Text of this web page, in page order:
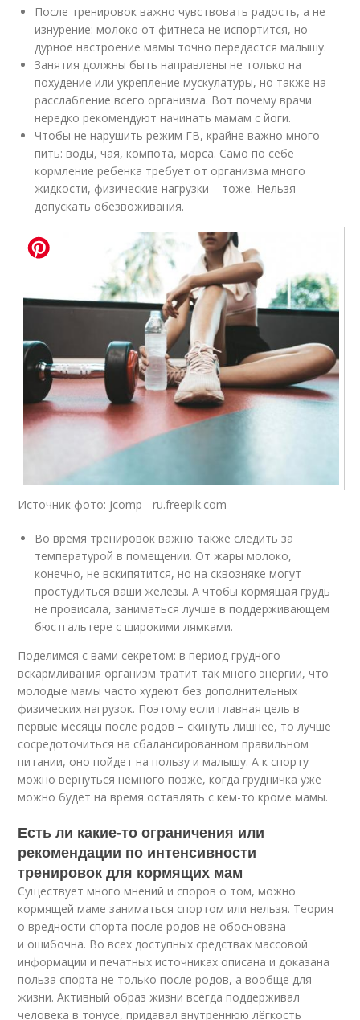
После тренировок важно чувствовать радость, а не
изнурение: молоко от фитнеса не испортится, но
дурное настроение мамы точно передастся малышу.
Занятия должны быть направлены не только на
похудение или укрепление мускулатуры, но также на
расслабление всего организма. Вот почему врачи
нередко рекомендуют начинать мамам с йоги.
Чтобы не нарушить режим ГВ, крайне важно много
пить: воды, чая, компота, морса. Само по себе
кормление ребенка требует от организма много
жидкости, физические нагрузки – тоже. Нельзя
допускать обезвоживания.
Источник фото: jcomp - ru.freepik.com
Во время тренировок важно также следить за
температурой в помещении. От жары молоко,
конечно, не вскипятится, но на сквозняке могут
простудиться ваши железы. А чтобы кормящая грудь
не провисала, заниматься лучше в поддерживающем
бюстгальтере с широкими лямками.
Поделимся с вами секретом: в период грудного
вскармливания организм тратит так много энергии, что
молодые мамы часто худеют без дополнительных
физических нагрузок. Поэтому если главная цель в
первые месяцы после родов – скинуть лишнее, то лучше
сосредоточиться на сбалансированном правильном
питании, оно пойдет на пользу и малышу. А к спорту
можно вернуться немного позже, когда грудничка уже
можно будет на время оставлять с кем-то кроме мамы.
Есть ли какие-то ограничения или
рекомендации по интенсивности
тренировок для кормящих мам
Существует много мнений и споров о том, можно
кормящей маме заниматься спортом или нельзя. Теория
о вредности спорта после родов не обоснована
и ошибочна. Во всех доступных средствах массовой
информации и печатных источниках описана и доказана
польза спорта не только после родов, а вообще для
жизни. Активный образ жизни всегда поддерживал
человека в тонусе, придавал внутреннюю лёгкость